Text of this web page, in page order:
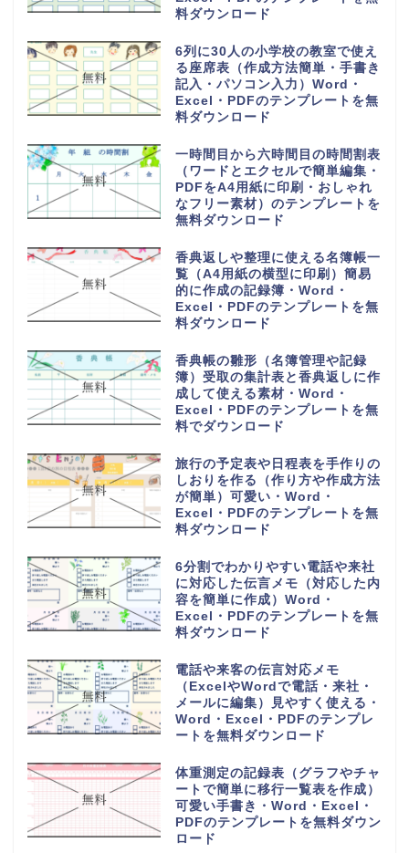
16チームで使える勝ち上がりの
作成方法が簡単なわかりやすいト
ーナメント表のフリー素材・
Word・Excel・PDFのテンプレ
28人乗りの中型バス座席表（お
しゃれでかわいい配席図）貸し切
り旅行や観光地への高速や夜行バ
ス・Word・Excel・PDFのテン
1週間の小学校や中学校からの帰
宅後スケジュール表（おしゃれ＆
かわいい）勉強や学習と習い事・
Word・Excel・PDFのテンプレ
手作りで作れるおしゃれでかわい
い座席表（小学生・小学校の席一
覧）作るのが簡単・Word・
Excel・PDFのテンプレートを無
6列に30人の小学校の教室で使え
る座席表（作成方法簡単・手書き
記入・パソコン入力）Word・
Excel・PDFのテンプレートを無
一時間目から六時間目の時間割表
（ワードとエクセルで簡単編集・
PDFをA4用紙に印刷・おしゃれ
なフリー素材）のテンプレートを
香典返しや整理に使える名簿帳一
覧（A4用紙の横型に印刷）簡易
的に作成の記録簿・Word・
Excel・PDFのテンプレートを無
香典帳の雛形（名簿管理や記録
簿）受取の集計表と香典返しに作
成して使える素材・Word・
Excel・PDFのテンプレートを無